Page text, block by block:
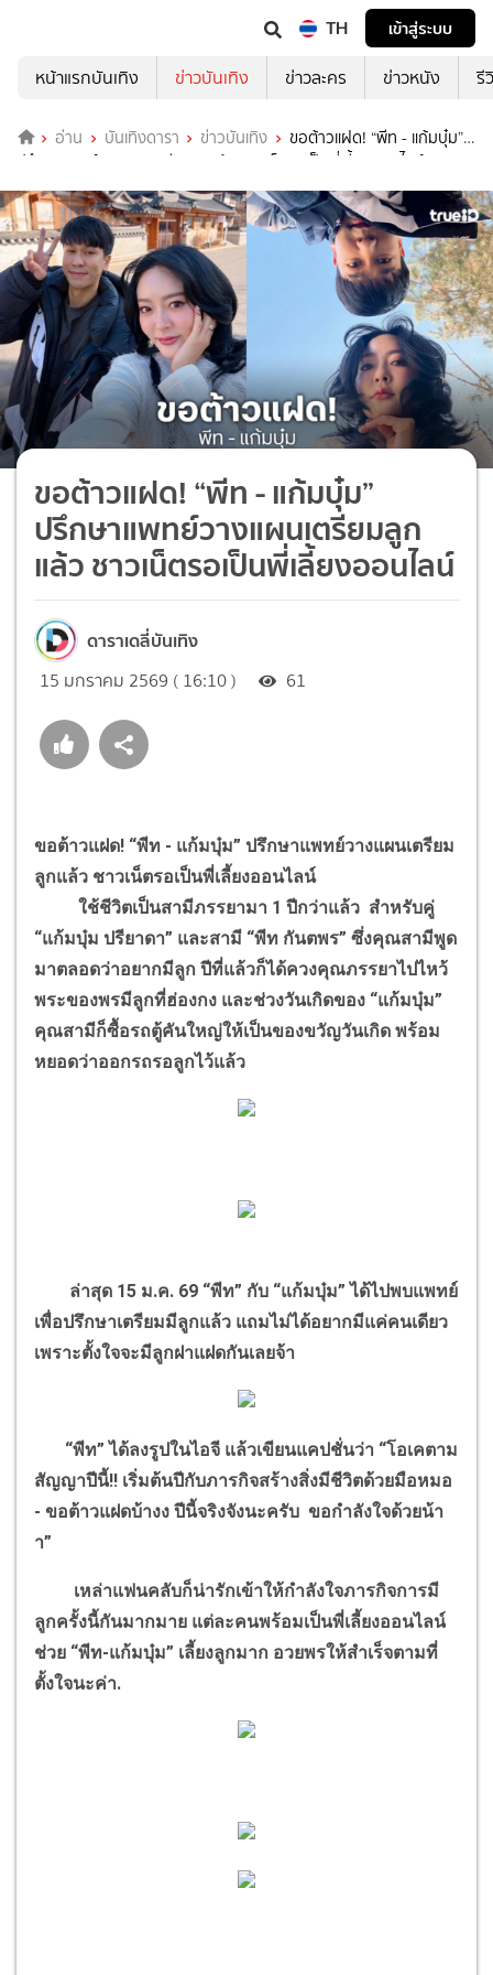
TH
เข้าสู่ระบบ
หน้าแรกบันเทิง
ข่าวบันเทิง ข่าวละคร ข่าวหนัง รี
อ่าน บันเทิงดารา ข่าวบันเทิง
ขอต้าวแฝด! “พีท - แก้มบุ๋ม”
ปรึกษาแพทย์วางแผนเตรียมลูกแล้ว ชาวเน็ตรอเป็นพี่เลี้ยงออนไลน์
ขอต้าวแฝด! “พีท - แก้มบุ๋ม”
ปรึกษาแพทย์วางแผนเตรียมลูก
แล้ว ชาวเน็ตรอเป็นพี่เลี้ยงออนไลน์
ดาราเดลี่บันเทิง
15 มกราคม 2569 ( 16:10 ) 61
ขอต้าวแฝด! “พีท - แก้มบุ๋ม” ปรึกษาแพทย์วางแผนเตรียม
ลูกแล้ว ชาวเน็ตรอเป็นพี่เลี้ยงออนไลน์
ใช้ชีวิตเป็นสามีภรรยามา 1 ปีกว่าแล้ว สำหรับคู่
“แก้มบุ๋ม ปรียาดา” และสามี “พีท กันตพร” ซึ่งคุณสามีพูด
มาตลอดว่าอยากมีลูก ปีที่แล้วก็ได้ควงคุณภรรยาไปไหว้
พระของพรมีลูกที่ฮ่องกง และช่วงวันเกิดของ “แก้มบุ๋ม”
คุณสามีก็ซื้อรถตู้คันใหญ่ให้เป็นของขวัญวันเกิด พร้อม
หยอดว่าออกรถรอลูกไว้แล้ว
ล่าสุด 15 ม.ค. 69 “พีท” กับ “แก้มบุ๋ม” ได้ไปพบแพทย์
เพื่อปรึกษาเตรียมมีลูกแล้ว แถมไม่ได้อยากมีแค่คนเดียว
เพราะตั้งใจจะมีลูกฝาแฝดกันเลยจ้า
“พีท” ได้ลงรูปในไอจี แล้วเขียนแคปชั่นว่า “โอเคตาม
สัญญาปีนี้!! เริ่มต้นปีกับภารกิจสร้างสิ่งมีชีวิตด้วยมือหมอ
- ขอต้าวแฝดบ้างง ปีนี้จริงจังนะครับ ขอกำลังใจด้วยน้า
า”
เหล่าแฟนคลับก็น่ารักเข้าให้กำลังใจภารกิจการมี
ลูกครั้งนี้กันมากมาย แต่ละคนพร้อมเป็นพี่เลี้ยงออนไลน์
ช่วย “พีท-แก้มบุ๋ม” เลี้ยงลูกมาก อวยพรให้สำเร็จตามที่
ตั้งใจนะค่า.